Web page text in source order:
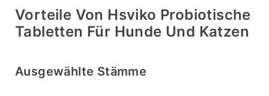
Vorteile Von Hsviko Probiotische
Tabletten Für Hunde Und Katzen
Ausgewählte Stämme